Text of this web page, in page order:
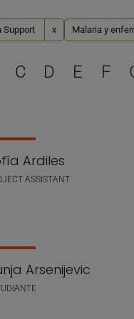
Support x Malaria y
C D E F
Ardiles
ASSISTANT
Arsenijevic